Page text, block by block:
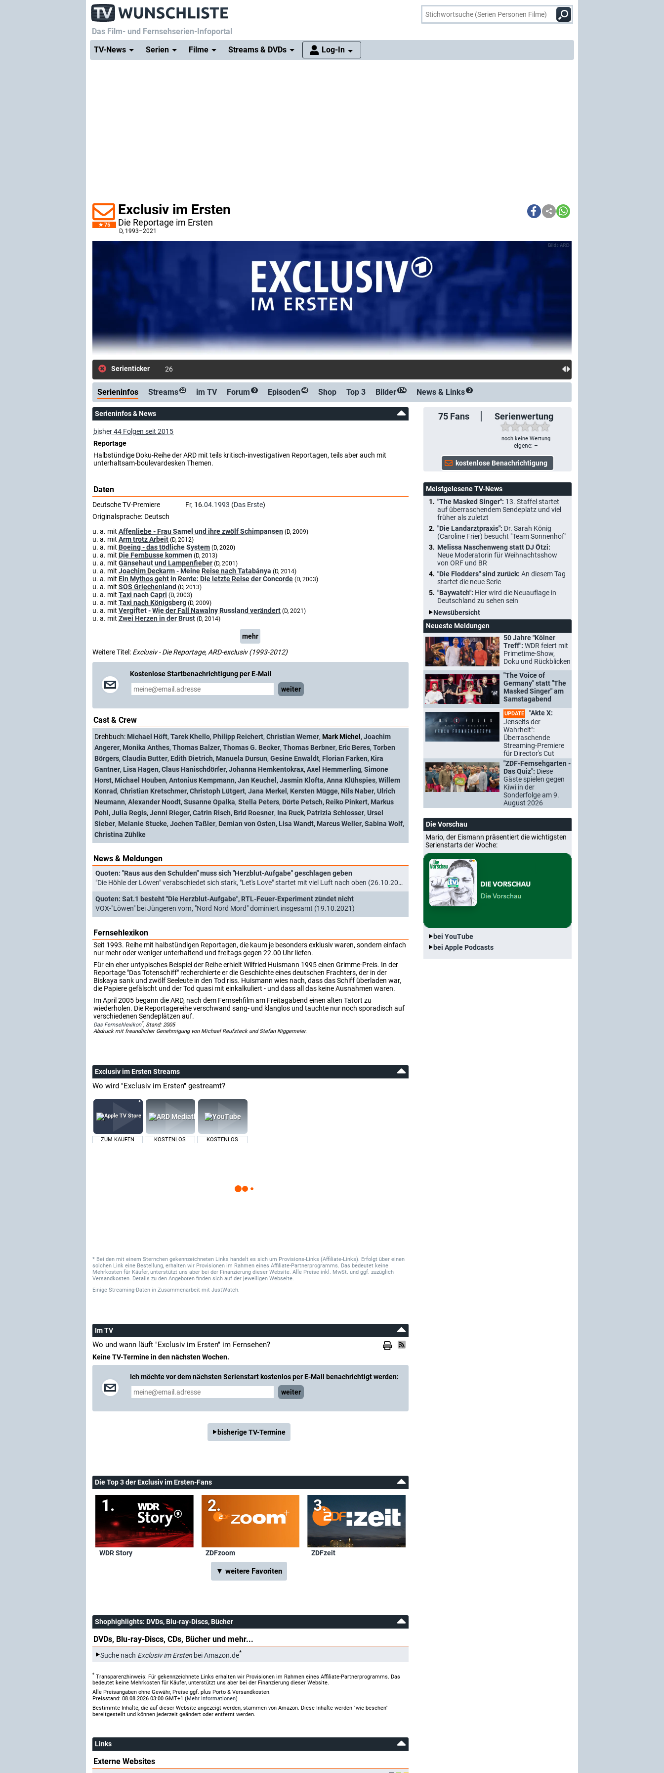
Das Film- und Fernsehserien-Infoportal
TV-News
Serien Filme Streams & DVDs Log-In
75
Exclusiv im Ersten
Die Reportage im Ersten
D, 1993–2021
Serienticker 26.05.: Neue Folge: Exclusiv im Erste
Serieninfos Streams 22 im TV Forum 0 Episoden 46 Shop Top 3 Bilder 174 News & Links 3
75 Fans Serienwertung
noch keine Wertung
eigene: –
Serieninfos & News
bisher 44 Folgen seit 2015
Reportage
Halbstündige Doku-Reihe der ARD mit teils kritisch-investigativen Reportagen, teils aber auch mit
unterhaltsam-boulevardesken Themen.
Daten
Deutsche TV-Premiere Fr, 16.04.1993 (Das Erste)
Originalsprache: Deutsch
u. a. mit Affenliebe - Frau Samel und ihre zwölf Schimpansen (D, 2009)
u. a. mit Arm trotz Arbeit (D, 2012)
u. a. mit Boeing - das tödliche System (D, 2020)
u. a. mit Die Fernbusse kommen (D, 2013)
u. a. mit Gänsehaut und Lampenfieber (D, 2001)
u. a. mit Joachim Deckarm - Meine Reise nach Tatabánya (D, 2014)
u. a. mit Ein Mythos geht in Rente: Die letzte Reise der Concorde (D, 2003)
u. a. mit SOS Griechenland (D, 2013)
u. a. mit Taxi nach Capri (D, 2003)
u. a. mit Taxi nach Königsberg (D, 2009)
u. a. mit Vergiftet - Wie der Fall Nawalny Russland verändert (D, 2021)
u. a. mit Zwei Herzen in der Brust (D, 2014)
mehr
Weitere Titel: Exclusiv - Die Reportage, ARD-exclusiv (1993-2012)
Kostenlose Startbenachrichtigung per E-Mail
weiter
Cast & Crew
Drehbuch: Michael Höft, Tarek Khello, Philipp Reichert, Christian Werner, Mark Michel , Joachim
Angerer, Monika Anthes, Thomas Balzer, Thomas G. Becker, Thomas Berbner, Eric Beres, Torben
Börgers, Claudia Butter, Edith Dietrich, Manuela Dursun, Gesine Enwaldt, Florian Farken, Kira
Gantner, Lisa Hagen, Claus Hanischdörfer, Johanna Hemkentokrax, Axel Hemmerling, Simone
Horst, Michael Houben, Antonius Kempmann, Jan Keuchel , Jasmin Klofta, Anna Klühspies, Willem
Konrad , Christian Kretschmer, Christoph Lütgert, Jana Merkel , Kersten Mügge, Nils Naber, Ulrich
Neumann, Alexander Noodt, Susanne Opalka, Stella Peters, Dörte Petsch, Reiko Pinkert, Markus
Pohl , Julia Regis, Jenni Rieger, Catrin Risch, Brid Roesner, Ina Ruck, Patrizia Schlosser, Ursel
Sieber, Melanie Stucke, Jochen Taßler, Demian von Osten, Lisa Wandt, Marcus Weller, Sabina Wolf,
Christina Zühlke
News & Meldungen
Quoten: "Raus aus den Schulden" muss sich "Herzblut-Aufgabe" geschlagen geben
"Die Höhle der Löwen" verabschiedet sich stark, "Let's Love" startet mit viel Luft nach oben (26.10.2021)
Quoten: Sat.1 besteht "Die Herzblut-Aufgabe", RTL-Feuer-Experiment zündet nicht
VOX-"Löwen" bei Jüngeren vorn, "Nord Nord Mord" dominiert insgesamt (19.10.2021)
Fernsehlexikon
Seit 1993. Reihe mit halbstündigen Reportagen, die kaum je besonders exklusiv waren, sondern einfach
nur mehr oder weniger unterhaltend und freitags gegen 22.00 Uhr liefen.
Für ein eher untypisches Beispiel der Reihe erhielt Wilfried Huismann 1995 einen Grimme-Preis. In der
Reportage "Das Totenschiff" recherchierte er die Geschichte eines deutschen Frachters, der in der
Biskaya sank und zwölf Seeleute in den Tod riss. Huismann wies nach, dass das Schiff überladen war,
die Papiere gefälscht und der Tod quasi mit einkalkuliert - und dass all das keine Ausnahmen waren.
Im April 2005 begann die ARD, nach dem Fernsehfilm am Freitagabend einen alten Tatort zu
wiederholen. Die Reportagereihe verschwand sang- und klanglos und tauchte nur noch sporadisch auf
verschiedenen Sendeplätzen auf.
Das Fernsehlexikon*, Stand: 2005
Abdruck mit freundlicher Genehmigung von Michael Reufsteck und Stefan Niggemeier.
Exclusiv im Ersten Streams
Wo wird "Exclusiv im Ersten" gestreamt?
ZUM KAUFEN KOSTENLOS KOSTENLOS
* Bei den mit einem Sternchen gekennzeichneten Links handelt es sich um Provisions-Links (Affiliate-Links). Erfolgt über einen
solchen Link eine Bestellung, erhalten wir Provisionen im Rahmen eines Affiliate-Partnerprogramms. Das bedeutet keine
Mehrkosten für Käufer, unterstützt uns aber bei der Finanzierung dieser Website. Alle Preise inkl. MwSt. und ggf. zuzüglich
Versandkosten. Details zu den Angeboten finden sich auf der jeweiligen Webseite.
Einige Streaming-Daten in Zusammenarbeit mit JustWatch.
Im TV
Wo und wann läuft "Exclusiv im Ersten" im Fernsehen?
Keine TV-Termine in den nächsten Wochen.
Ich möchte vor dem nächsten Serienstart kostenlos per E-Mail benachrichtigt werden:
weiter
bisherige TV-Termine
Die Top 3 der Exclusiv im Ersten-Fans
WDR Story ZDFzoom ZDFzeit
▼ weitere Favoriten
Shophighlights: DVDs, Blu-ray-Discs, Bücher
DVDs, Blu-ray-Discs, CDs, Bücher und mehr...
Suche nach Exclusiv im Ersten bei Amazon.de*
* Transparenzhinweis: Für gekennzeichnete Links erhalten wir Provisionen im Rahmen eines Affiliate-Partnerprogramms. Das
bedeutet keine Mehrkosten für Käufer, unterstützt uns aber bei der Finanzierung dieser Website.
Alle Preisangaben ohne Gewähr, Preise ggf. plus Porto & Versandkosten.
Preisstand: 08.08.2026 03:00 GMT+1 (Mehr Informationen)
Bestimmte Inhalte, die auf dieser Website angezeigt werden, stammen von Amazon. Diese Inhalte werden "wie besehen"
bereitgestellt und können jederzeit geändert oder entfernt werden.
Links
Externe Websites
Meistgelesene TV-News
"The Masked Singer": 13. Staffel startet
auf überraschendem Sendeplatz und viel
früher als zuletzt
"Die Landarztpraxis": Dr. Sarah König
(Caroline Frier) besucht "Team Sonnenhof"
Melissa Naschenweng statt DJ Ötzi:
Neue Moderatorin für Weihnachtsshow
von ORF und BR
"Die Flodders" sind zurück: An diesem Tag
startet die neue Serie
"Baywatch": Hier wird die Neuauflage in
Deutschland zu sehen sein
Newsübersicht
Neueste Meldungen
50 Jahre "Kölner
Treff": WDR feiert mit
Primetime-Show,
Doku und Rückblicken
"The Voice of
Germany" statt "The
Masked Singer" am
Samstagabend
UPDATE
"Akte X:
Jenseits der
Wahrheit":
Überraschende
Streaming-Premiere
für Director's Cut
"ZDF-Fernsehgarten -
Das Quiz": Diese
Gäste spielen gegen
Kiwi in der
Sonderfolge am 9.
August 2026
Die Vorschau
Mario, der Eismann präsentiert die wichtigsten
Serienstarts der Woche:
bei YouTube
bei Apple Podcasts